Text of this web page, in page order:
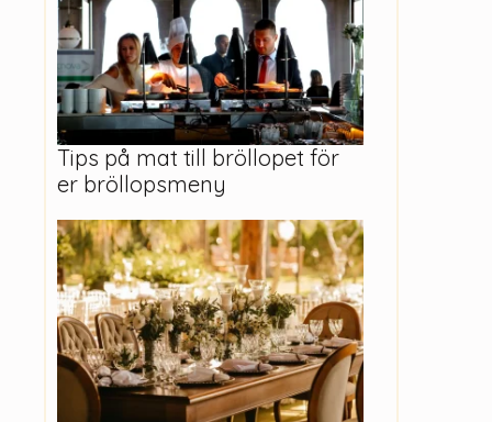
Tips på mat till bröllopet för
er bröllopsmeny